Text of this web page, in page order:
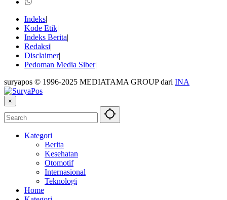
Indeks
Kode Etik
Indeks Berita
Redaksi
Disclaimer
Pedoman Media Siber
suryapos © 1996-2025 MEDIATAMA GROUP dari INA
×
Kategori
Berita
Kesehatan
Otomotif
Internasional
Teknologi
Home